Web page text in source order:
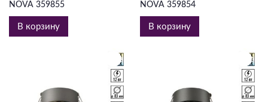
NOVA 359855
В корзину
NOVA 359854
В корзину